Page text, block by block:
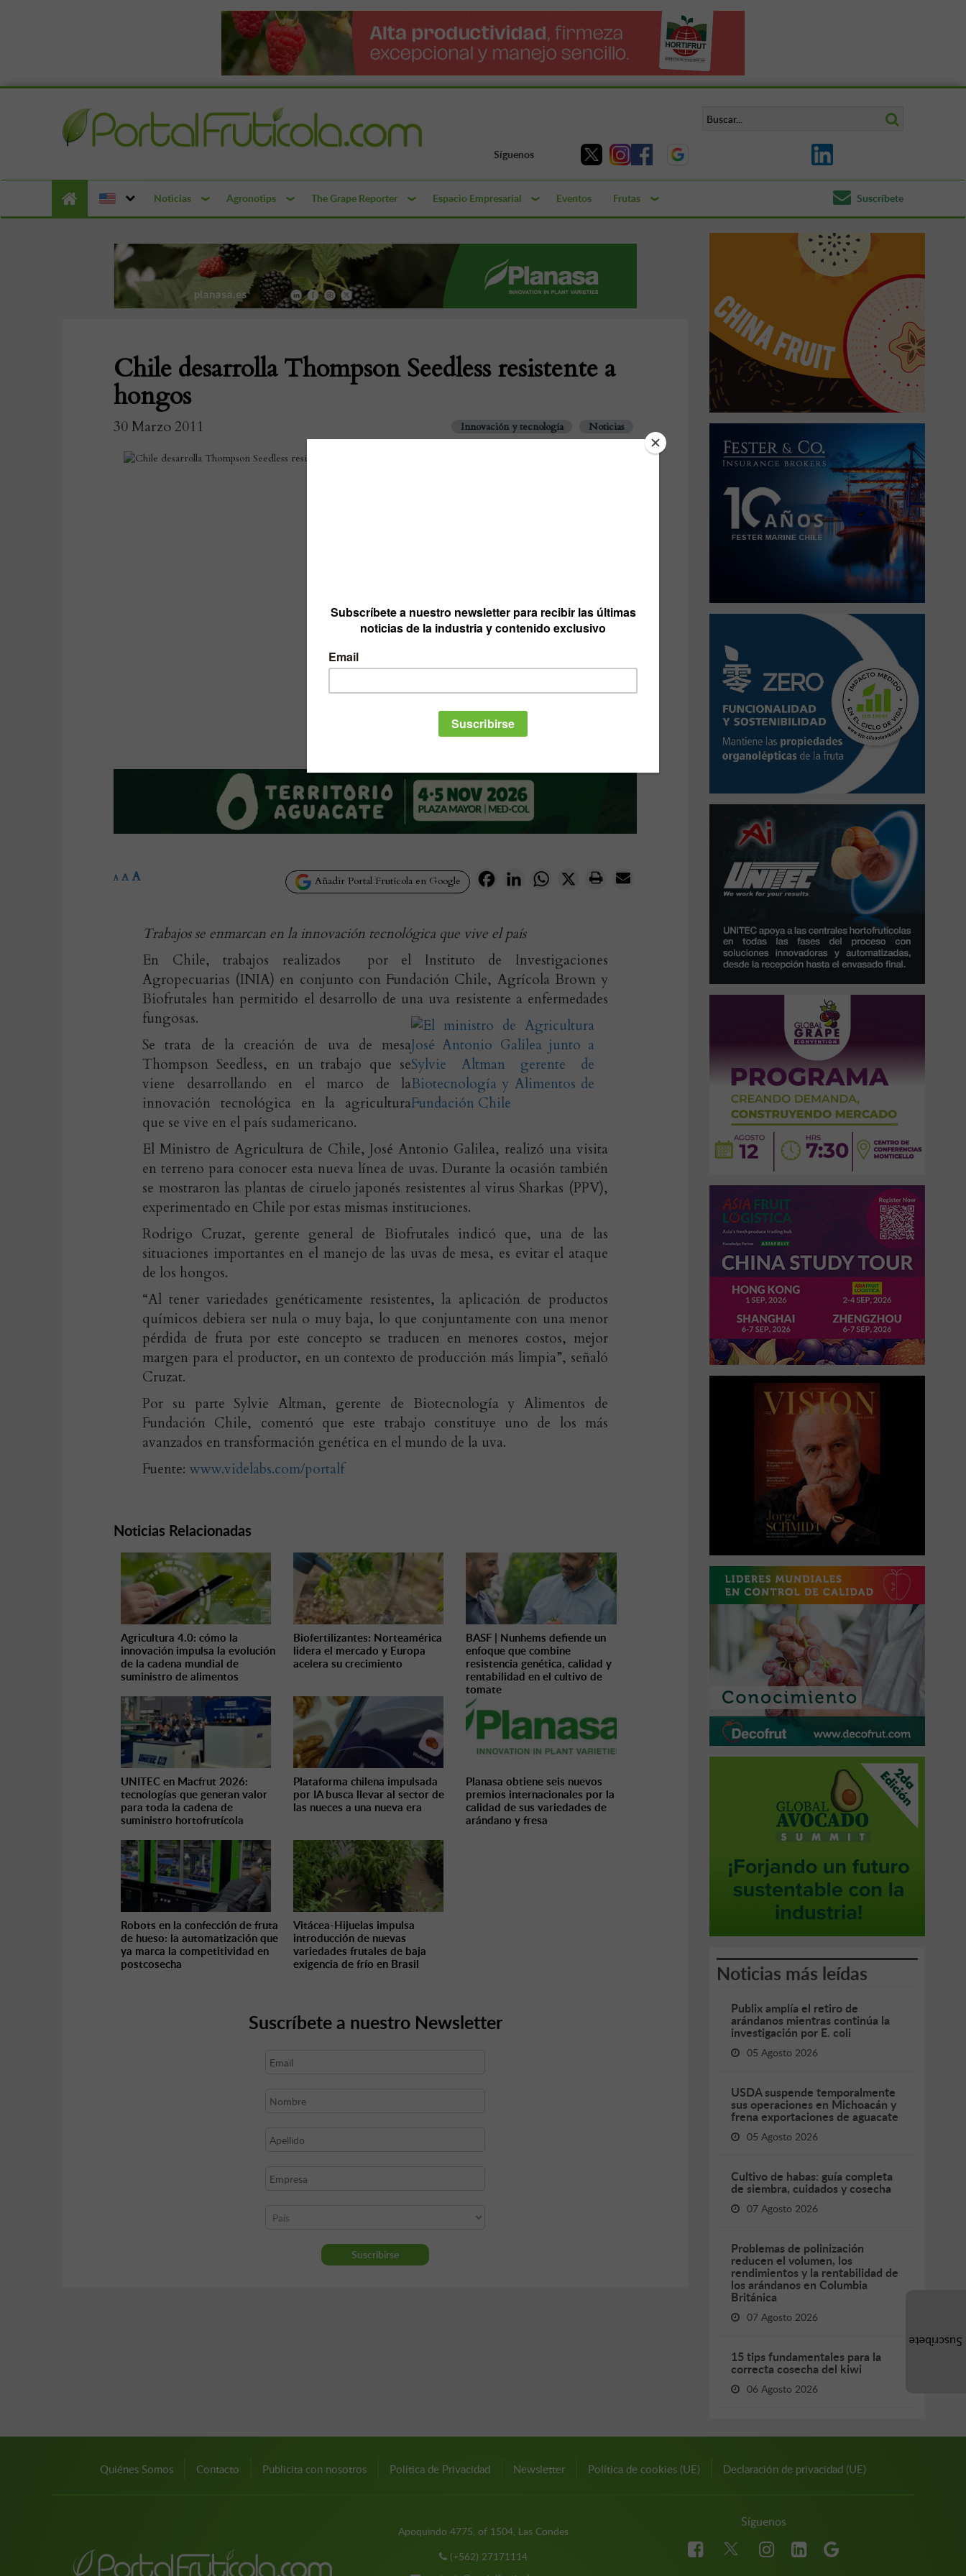
Síguenos
Noticias Agronotips The Grape Reporter Espacio Empresarial Eventos Frutas Suscríbete
Chile desarrolla Thompson Seedless resistente a
hongos
30 Marzo 2011 Innovación y tecnología Noticias
Añadir Portal Frutícola en Google FacebookLinkedInWhatsApp
X
A A A
Trabajos se enmarcan en la innovación tecnológica que vive el país
En Chile, trabajos realizados por el Instituto de Investigaciones
Agropecuarias (INIA) en conjunto con Fundación Chile, Agrícola Brown y
Biofrutales han permitido el desarrollo de una uva resistente a enfermedades
fungosas.
Se trata de la creación de uva de mesa
Thompson Seedless, en un trabajo que se
viene desarrollando en el marco de la
innovación tecnológica en la agricultura
que se vive en el país sudamericano.
El Ministro de Agricultura de Chile, José Antonio Galilea, realizó una visita
en terreno para conocer esta nueva línea de uvas. Durante la ocasión también
se mostraron las plantas de ciruelo japonés resistentes al virus Sharkas (PPV),
experimentado en Chile por estas mismas instituciones.
Rodrigo Cruzat, gerente general de Biofrutales indicó que, una de las
situaciones importantes en el manejo de las uvas de mesa, es evitar el ataque
de los hongos.
“Al tener variedades genéticamente resistentes, la aplicación de productos
químicos debiera ser nula o muy baja, lo que conjuntamente con una menor
pérdida de fruta por este concepto se traducen en menores costos, mejor
margen para el productor, en un contexto de producción más limpia”, señaló
Cruzat.
Por su parte Sylvie Altman, gerente de Biotecnología y Alimentos de
Fundación Chile, comentó que este trabajo constituye uno de los más
avanzados en transformación genética en el mundo de la uva.
Fuente: www.videlabs.com/portalf
Noticias Relacionadas
Agricultura 4.0: cómo la
innovación impulsa la evolución
de la cadena mundial de
suministro de alimentos
Biofertilizantes: Norteamérica
lidera el mercado y Europa
acelera su crecimiento
BASF | Nunhems defiende un
enfoque que combine
resistencia genética, calidad y
rentabilidad en el cultivo de
tomate
UNITEC en Macfrut 2026:
tecnologías que generan valor
para toda la cadena de
suministro hortofrutícola
Plataforma chilena impulsada
por IA busca llevar al sector de
las nueces a una nueva era
Planasa obtiene seis nuevos
premios internacionales por la
calidad de sus variedades de
arándano y fresa
Robots en la confección de fruta
de hueso: la automatización que
ya marca la competitividad en
postcosecha
Vitácea-Hijuelas impulsa
introducción de nuevas
variedades frutales de baja
exigencia de frío en Brasil
Suscríbete a nuestro Newsletter
Noticias más leídas
Publix amplía el retiro de
arándanos mientras continúa la
investigación por E. coli
05 Agosto 2026
USDA suspende temporalmente
sus operaciones en Michoacán y
frena exportaciones de aguacate
05 Agosto 2026
Cultivo de habas: guía completa
de siembra, cuidados y cosecha
07 Agosto 2026
Problemas de polinización
reducen el volumen, los
rendimientos y la rentabilidad de
los arándanos en Columbia
Británica
07 Agosto 2026
15 tips fundamentales para la
correcta cosecha del kiwi
06 Agosto 2026
Quiénes Somos Contacto Publicita con nosotros Política de Privacidad Newsletter Política de cookies (UE) Declaración de privacidad (UE)
Apoquindo 4775, of 1504, Las Condes
(+562) 27171114
Síguenos
Suscríbete